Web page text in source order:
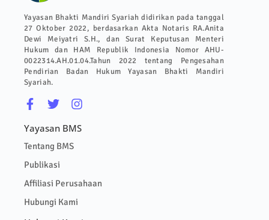
Yayasan Bhakti Mandiri Syariah didirikan pada tanggal
27 Oktober 2022, berdasarkan Akta Notaris RA.Anita
Dewi Meiyatri S.H., dan Surat Keputusan Menteri
Hukum dan HAM Republik Indonesia Nomor AHU-
0022314.AH.01.04.Tahun 2022 tentang Pengesahan
Pendirian Badan Hukum Yayasan Bhakti Mandiri
Syariah.
Yayasan BMS
Tentang BMS
Publikasi
Affiliasi Perusahaan
Hubungi Kami